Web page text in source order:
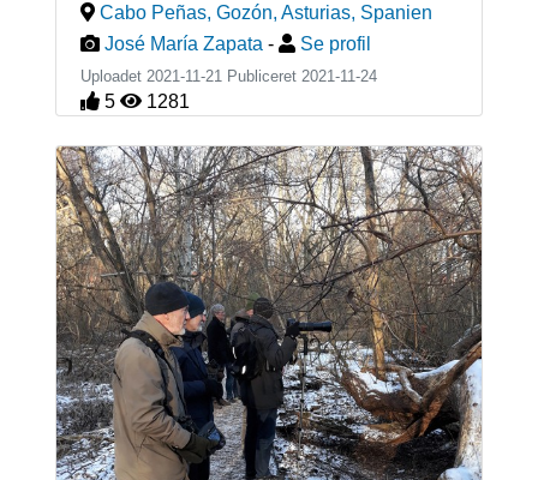
Cabo Peñas, Gozón, Asturias, Spanien
José María Zapata - Se profil
Uploadet 2021-11-21 Publiceret 2021-11-24
5 1281